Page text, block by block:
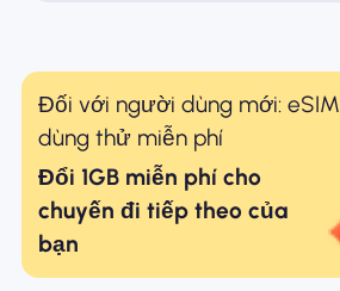
Đối với người dùng mới: eSIM
dùng thử miễn phí
Đổi 1GB miễn phí cho
chuyến đi tiếp theo của
bạn